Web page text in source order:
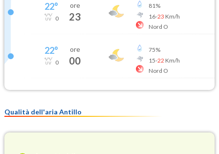
22°
0
ore
23
81%
16-23 Km/h
Nord O
22°
0
ore
00
75%
15-22 Km/h
Nord O
Qualità dell'aria Antillo